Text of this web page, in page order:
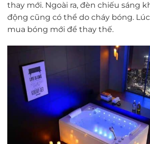
thay mới. Ngoài ra, đèn chiếu sáng
động cũng có thể do cháy bóng.
mua bóng mới để thay thế.